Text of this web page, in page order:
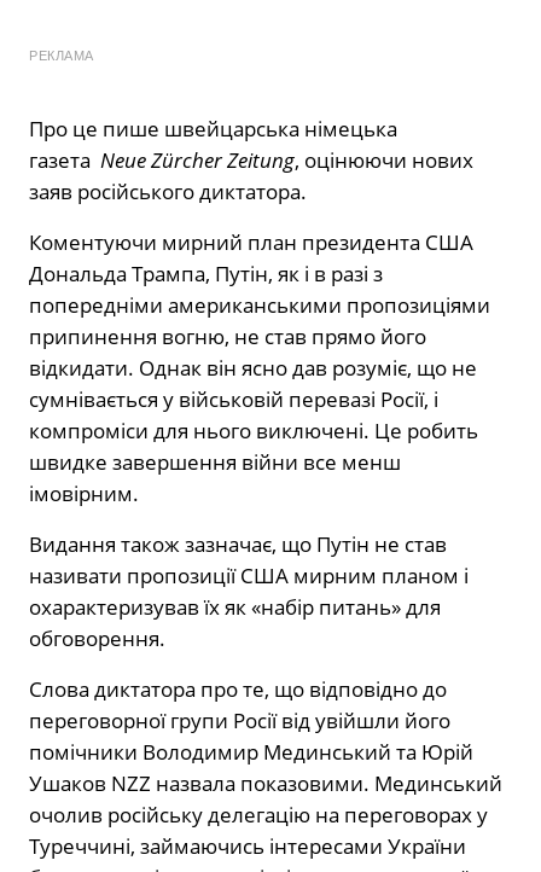
РЕКЛАМА
Про це пише швейцарська німецька
газета Neue Zürcher Zeitung, оцінюючи нових
заяв російського диктатора.
Коментуючи мирний план президента США
Дональда Трампа, Путін, як і в разі з
попередніми американськими пропозиціями
припинення вогню, не став прямо його
відкидати. Однак він ясно дав розуміє, що не
сумнівається у військовій перевазі Росії, і
компроміси для нього виключені. Це робить
швидке завершення війни все менш
імовірним.
Видання також зазначає, що Путін не став
називати пропозиції США мирним планом і
охарактеризував їх як «набір питань» для
обговорення.
Слова диктатора про те, що відповідно до
переговорної групи Росії від увійшли його
помічники Володимир Мединський та Юрій
Ушаков NZZ назвала показовими. Мединський
очолив російську делегацію на переговорах у
Туреччині, займаючись інтересами України